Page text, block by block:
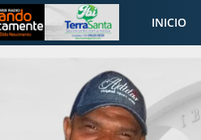
INICIO